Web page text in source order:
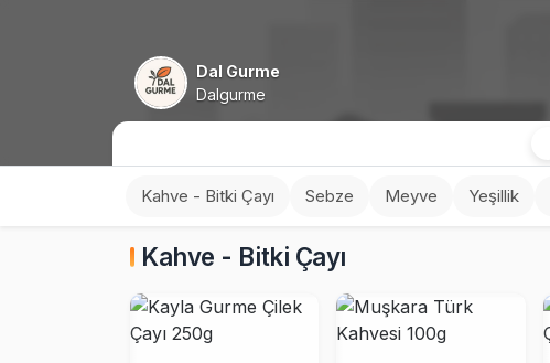
Dal Gurme
Dalgurme
Kahve - Bitki Çayı Sebze Meyve Yeşillik
Kahve - Bitki Çayı